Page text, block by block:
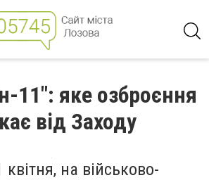
11": яке озброєння
від Заходу
на військово-